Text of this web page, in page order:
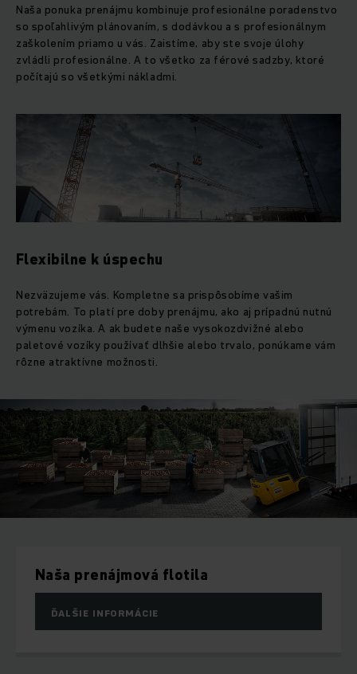
Naša ponuka prenájmu kombinuje profesionálne poradenstvo
so spoľahlivým plánovaním, s dodávkou a s profesionálnym
zaškolením priamo u vás. Zaistíme, aby ste svoje úlohy
zvládli profesionálne. A to všetko za férové sadzby, ktoré
počítajú so všetkými nákladmi.
Flexibilne k úspechu
Nezväzujeme vás. Kompletne sa prispôsobíme vašim
potrebám. To platí pre doby prenájmu, ako aj prípadnú nutnú
výmenu vozíka. A ak budete naše vysokozdvižné alebo
paletové vozíky používať dlhšie alebo trvalo, ponúkame vám
rôzne atraktívne možnosti.
Naša prenájmová flotila
ĎALŠIE INFORMÁCIE